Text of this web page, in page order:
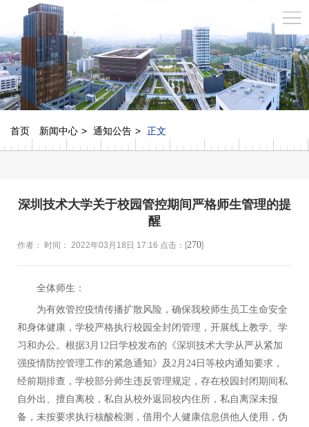
首页 新闻中心 通知公告 正文
深圳技术大学关于校园管控期间严格师生管理的提
醒
作者： 时间： 2022年03月18日 17:16 点击：[270]
全体师生：
为有效管控疫情传播扩散风险，确保我校师生员工生命安全
和身体健康，学校严格执行校园全封闭管理，开展线上教学、学
习和办公。根据3月12日学校发布的《深圳技术大学从严从紧加
强疫情防控管理工作的紧急通知》及2月24日等校内通知要求，
经前期排查，学校部分师生违反管理规定，存在校园封闭期间私
自外出、擅自离校，私自从校外返回校内住所，私自离深未报
备，未按要求执行核酸检测，借用个人健康信息供他人使用，伪